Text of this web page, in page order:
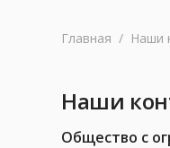
Главная / Наши
Наши
Общество с